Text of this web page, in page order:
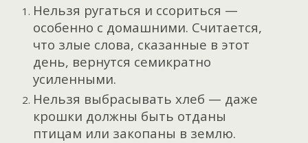
Нельзя ругаться и ссориться —
особенно с домашними. Считается,
что злые слова, сказанные в этот
день, вернутся семикратно
усиленными.
Нельзя выбрасывать хлеб — даже
крошки должны быть отданы
птицам или закопаны в землю.